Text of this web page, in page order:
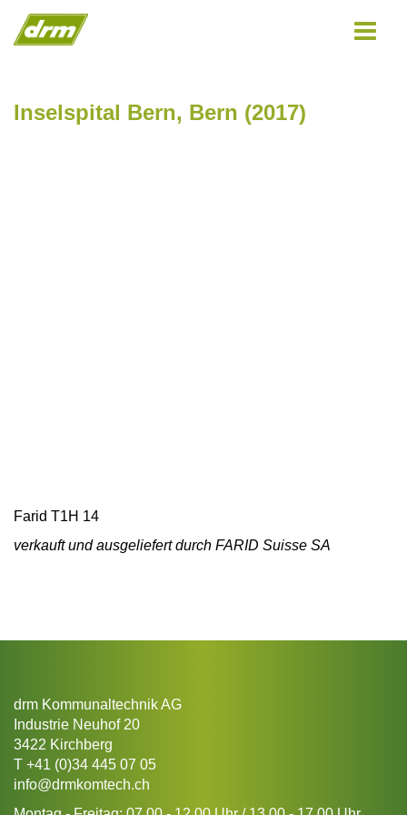
Toggle
Inselspital Bern, Bern (2017)
Farid T1H 14
verkauft und ausgeliefert durch FARID Suisse SA
drm Kommunaltechnik AG
Industrie Neuhof 20
3422 Kirchberg
T +41 (0)34 445 07 05
info@drmkomtech.ch